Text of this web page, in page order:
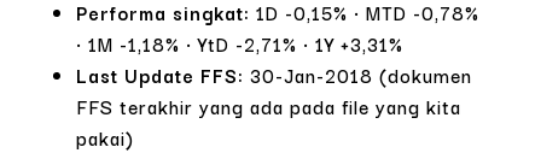
Performa singkat: 1D -0,15% • MTD -0,78%
• 1M -1,18% • YtD -2,71% • 1Y +3,31%
Last Update FFS: 30-Jan-2018 (dokumen
FFS terakhir yang ada pada file yang kita
pakai)